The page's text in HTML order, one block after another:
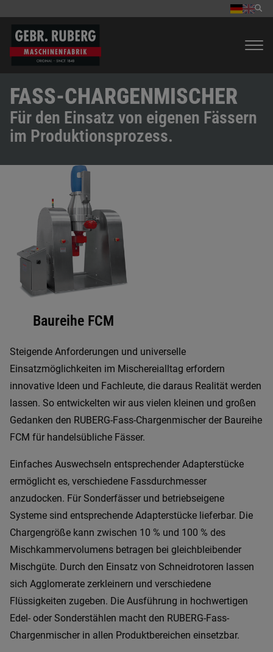
FASS-CHARGENMISCHER
Für den Einsatz von eigenen Fässern
im Produktionsprozess.
Baureihe FCM
Steigende Anforderungen und universelle
Einsatzmöglichkeiten im Mischereialltag erfordern
innovative Ideen und Fachleute, die daraus Realität werden
lassen. So entwickelten wir aus vielen kleinen und großen
Gedanken den RUBERG-Fass-Chargenmischer der Baureihe
FCM für handelsübliche Fässer.
Einfaches Auswechseln entsprechender Adapterstücke
ermöglicht es, verschiedene Fassdurchmesser
anzudocken. Für Sonderfässer und betriebseigene
Systeme sind entsprechende Adapterstücke lieferbar. Die
Chargengröße kann zwischen 10 % und 100 % des
Mischkammervolumens betragen bei gleichbleibender
Mischgüte. Durch den Einsatz von Schneidrotoren lassen
sich Agglomerate zerkleinern und verschiedene
Flüssigkeiten zugeben. Die Ausführung in hochwertigen
Edel- oder Sonderstählen macht den RUBERG-Fass-
Chargenmischer in allen Produktbereichen einsetzbar.